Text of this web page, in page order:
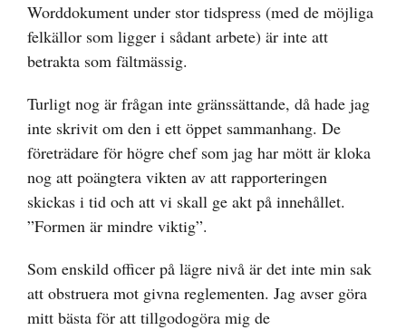
Worddokument under stor tidspress (med de möjliga
felkällor som ligger i sådant arbete) är inte att
betrakta som fältmässig.
Turligt nog är frågan inte gränssättande, då hade jag
inte skrivit om den i ett öppet sammanhang. De
företrädare för högre chef som jag har mött är kloka
nog att poängtera vikten av att rapporteringen
skickas i tid och att vi skall ge akt på innehållet.
”Formen är mindre viktig”.
Som enskild officer på lägre nivå är det inte min sak
att obstruera mot givna reglementen. Jag avser göra
mitt bästa för att tillgodogöra mig de